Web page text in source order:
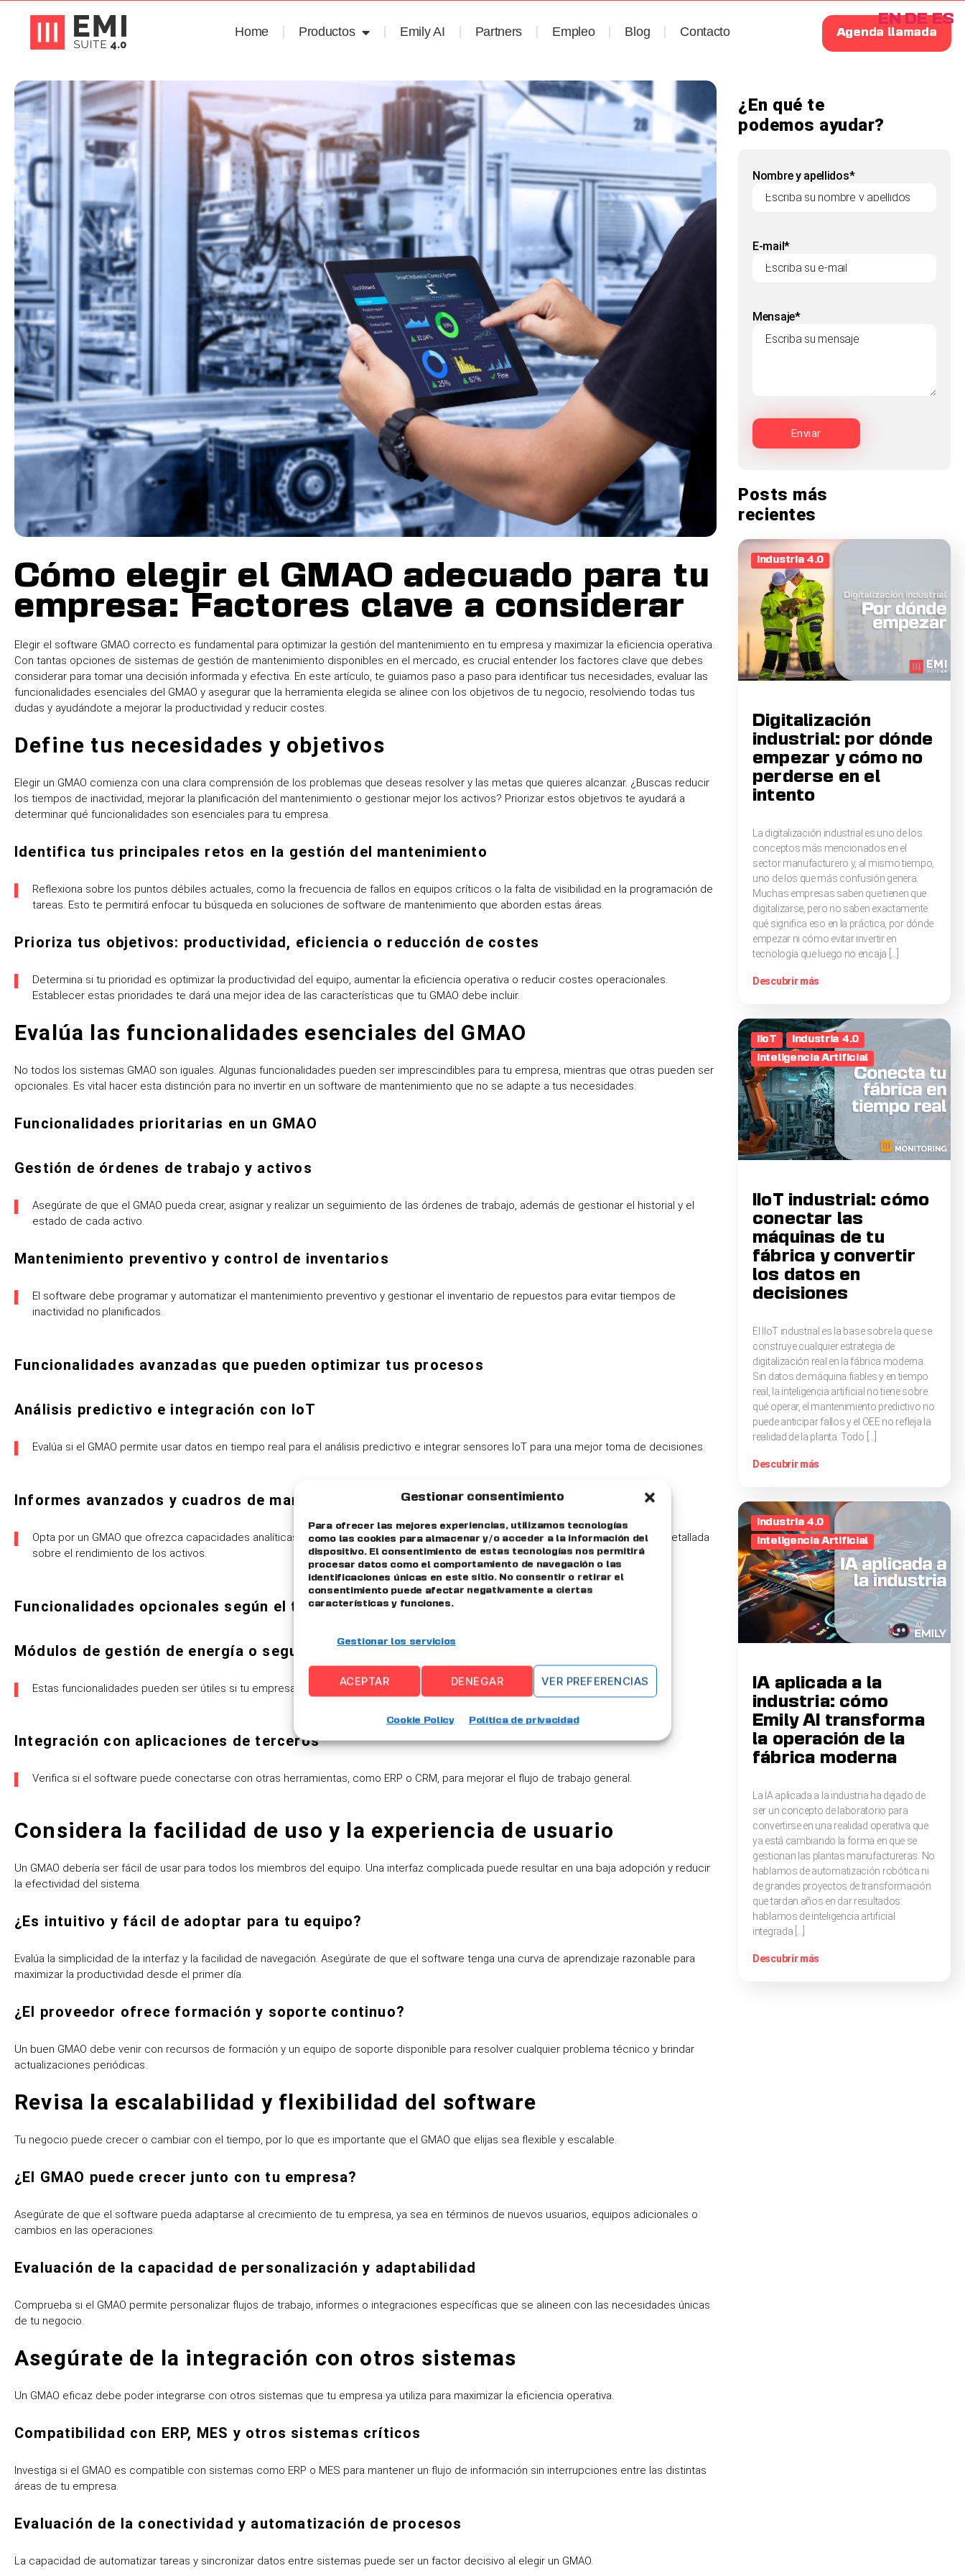
Gestionar consentimiento
Para ofrecer las mejores experiencias, utilizamos tecnologías
como las cookies para almacenar y/o acceder a la información del
dispositivo. El consentimiento de estas tecnologías nos permitirá
procesar datos como el comportamiento de navegación o las
identificaciones únicas en este sitio. No consentir o retirar el
consentimiento puede afectar negativamente a ciertas
características y funciones.
Gestionar los servicios
ACEPTAR DENEGAR VER PREFERENCIAS
Cookie Policy Política de privacidad
Home Productos Emily AI Partners Empleo Blog Contacto Agenda llamada
Cómo elegir el GMAO adecuado para tu
empresa: Factores clave a considerar
Elegir el software GMAO correcto es fundamental para optimizar la gestión del mantenimiento en tu empresa y maximizar la eficiencia operativa.
Con tantas opciones de sistemas de gestión de mantenimiento disponibles en el mercado, es crucial entender los factores clave que debes
considerar para tomar una decisión informada y efectiva. En este artículo, te guiamos paso a paso para identificar tus necesidades, evaluar las
funcionalidades esenciales del GMAO y asegurar que la herramienta elegida se alinee con los objetivos de tu negocio, resolviendo todas tus
dudas y ayudándote a mejorar la productividad y reducir costes.
Define tus necesidades y objetivos
Elegir un GMAO comienza con una clara comprensión de los problemas que deseas resolver y las metas que quieres alcanzar. ¿Buscas reducir
los tiempos de inactividad, mejorar la planificación del mantenimiento o gestionar mejor los activos? Priorizar estos objetivos te ayudará a
determinar qué funcionalidades son esenciales para tu empresa.
Identifica tus principales retos en la gestión del mantenimiento
Reflexiona sobre los puntos débiles actuales, como la frecuencia de fallos en equipos críticos o la falta de visibilidad en la programación de
tareas. Esto te permitirá enfocar tu búsqueda en soluciones de software de mantenimiento que aborden estas áreas.
Prioriza tus objetivos: productividad, eficiencia o reducción de costes
Determina si tu prioridad es optimizar la productividad del equipo, aumentar la eficiencia operativa o reducir costes operacionales.
Establecer estas prioridades te dará una mejor idea de las características que tu GMAO debe incluir.
Evalúa las funcionalidades esenciales del GMAO
No todos los sistemas GMAO son iguales. Algunas funcionalidades pueden ser imprescindibles para tu empresa, mientras que otras pueden ser
opcionales. Es vital hacer esta distinción para no invertir en un software de mantenimiento que no se adapte a tus necesidades.
Funcionalidades prioritarias en un GMAO
Gestión de órdenes de trabajo y activos
Asegúrate de que el GMAO pueda crear, asignar y realizar un seguimiento de las órdenes de trabajo, además de gestionar el historial y el
estado de cada activo.
Mantenimiento preventivo y control de inventarios
El software debe programar y automatizar el mantenimiento preventivo y gestionar el inventario de repuestos para evitar tiempos de
inactividad no planificados.
Funcionalidades avanzadas que pueden optimizar tus procesos
Análisis predictivo e integración con IoT
Evalúa si el GMAO permite usar datos en tiempo real para el análisis predictivo e integrar sensores IoT para una mejor toma de decisiones.
Informes avanzados y cuadros de mando personalizados
Opta por un GMAO que ofrezca capacidades analíticas avanzadas y cuadros de mando personalizables para obtener información detallada
sobre el rendimiento de los activos.
Funcionalidades opcionales según el tamaño de tu empresa
Módulos de gestión de energía o seguridad
Estas funcionalidades pueden ser útiles si tu empresa se enfoca en la sostenibilidad o tiene altos requisitos de seguridad.
Integración con aplicaciones de terceros
Verifica si el software puede conectarse con otras herramientas, como ERP o CRM, para mejorar el flujo de trabajo general.
Considera la facilidad de uso y la experiencia de usuario
Un GMAO debería ser fácil de usar para todos los miembros del equipo. Una interfaz complicada puede resultar en una baja adopción y reducir
la efectividad del sistema.
¿Es intuitivo y fácil de adoptar para tu equipo?
Evalúa la simplicidad de la interfaz y la facilidad de navegación. Asegúrate de que el software tenga una curva de aprendizaje razonable para
maximizar la productividad desde el primer día.
¿El proveedor ofrece formación y soporte continuo?
Un buen GMAO debe venir con recursos de formación y un equipo de soporte disponible para resolver cualquier problema técnico y brindar
actualizaciones periódicas.
Revisa la escalabilidad y flexibilidad del software
Tu negocio puede crecer o cambiar con el tiempo, por lo que es importante que el GMAO que elijas sea flexible y escalable.
¿El GMAO puede crecer junto con tu empresa?
Asegúrate de que el software pueda adaptarse al crecimiento de tu empresa, ya sea en términos de nuevos usuarios, equipos adicionales o
cambios en las operaciones.
Evaluación de la capacidad de personalización y adaptabilidad
Comprueba si el GMAO permite personalizar flujos de trabajo, informes o integraciones específicas que se alineen con las necesidades únicas
de tu negocio.
Asegúrate de la integración con otros sistemas
Un GMAO eficaz debe poder integrarse con otros sistemas que tu empresa ya utiliza para maximizar la eficiencia operativa.
Compatibilidad con ERP, MES y otros sistemas críticos
Investiga si el GMAO es compatible con sistemas como ERP o MES para mantener un flujo de información sin interrupciones entre las distintas
áreas de tu empresa.
Evaluación de la conectividad y automatización de procesos
La capacidad de automatizar tareas y sincronizar datos entre sistemas puede ser un factor decisivo al elegir un GMAO.
¿En qué te
podemos ayudar?
Nombre y apellidos*
E-mail*
Mensaje*
Posts más
recientes
Industria 4.0
Digitalización
industrial: por dónde
empezar y cómo no
perderse en el
intento
La digitalización industrial es uno de los
conceptos más mencionados en el
sector manufacturero y, al mismo tiempo,
uno de los que más confusión genera.
Muchas empresas saben que tienen que
digitalizarse, pero no saben exactamente
qué significa eso en la práctica, por dónde
empezar ni cómo evitar invertir en
tecnología que luego no encaja […]
Descubrir más
IIoT
Industria 4.0
Inteligencia Artificial
IIoT industrial: cómo
conectar las
máquinas de tu
fábrica y convertir
los datos en
decisiones
El IIoT industrial es la base sobre la que se
construye cualquier estrategia de
digitalización real en la fábrica moderna.
Sin datos de máquina fiables y en tiempo
real, la inteligencia artificial no tiene sobre
qué operar, el mantenimiento predictivo no
puede anticipar fallos y el OEE no refleja la
realidad de la planta. Todo […]
Descubrir más
Industria 4.0
Inteligencia Artificial
IA aplicada a la
industria: cómo
Emily AI transforma
la operación de la
fábrica moderna
La IA aplicada a la industria ha dejado de
ser un concepto de laboratorio para
convertirse en una realidad operativa que
ya está cambiando la forma en que se
gestionan las plantas manufactureras. No
hablamos de automatización robótica ni
de grandes proyectos de transformación
que tardan años en dar resultados:
hablamos de inteligencia artificial
integrada […]
Descubrir más
EN DE ES